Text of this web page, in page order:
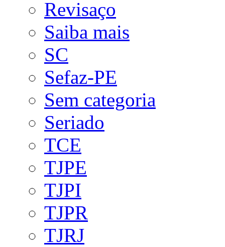
Revisaço
Saiba mais
SC
Sefaz-PE
Sem categoria
Seriado
TCE
TJPE
TJPI
TJPR
TJRJ